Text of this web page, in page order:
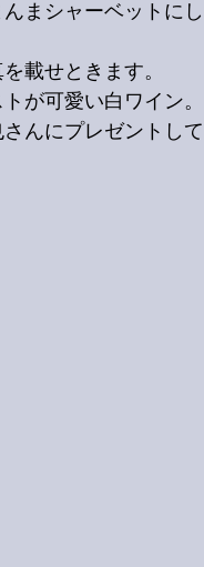
まシャーベットにし
載せときます。
が可愛い白ワイン。
んにプレゼントして